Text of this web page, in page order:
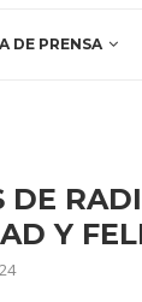
DE PRENSA
DE
Y